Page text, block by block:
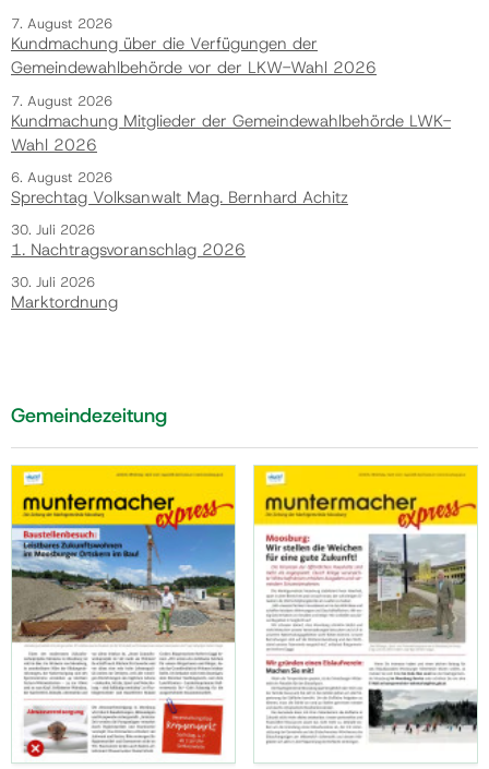
7. August 2026
Kundmachung über die Verfügungen der
Gemeindewahlbehörde vor der LKW-Wahl 2026
7. August 2026
Kundmachung Mitglieder der Gemeindewahlbehörde LWK-
Wahl 2026
6. August 2026
Sprechtag Volksanwalt Mag. Bernhard Achitz
30. Juli 2026
1. Nachtragsvoranschlag 2026
30. Juli 2026
Marktordnung
Gemeindezeitung